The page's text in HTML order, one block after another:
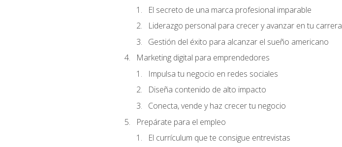
El secreto de una marca profesional imparable
Liderazgo personal para crecer y avanzar en tu carrera
Gestión del éxito para alcanzar el sueño americano
Marketing digital para emprendedores
Impulsa tu negocio en redes sociales
Diseña contenido de alto impacto
Conecta, vende y haz crecer tu negocio
Prepárate para el empleo
El currículum que te consigue entrevistas